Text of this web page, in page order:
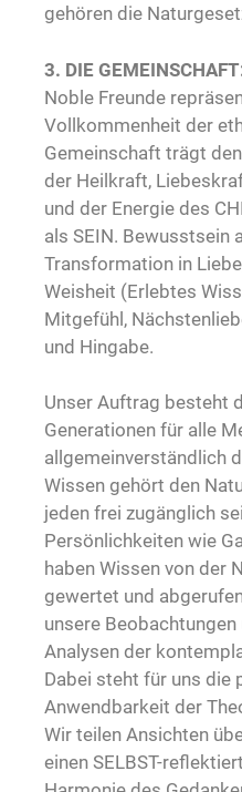
gehören die
3. DIE
Noble Freunde
Vollkommenheit der
Gemeinschaft trägt
der Heilkraft,
und der Energie des
als SEIN. Bewusstsein
Transformation in
Weisheit (Erlebtes
Mitgefühl,
und Hingabe.
Unser Auftrag besteht
Generationen für alle
allgemeinverständlich
Wissen gehört den
jeden frei zugänglich
Persönlichkeiten wie
haben Wissen von der
gewertet und
unsere
Analysen der
Dabei steht für uns die
Anwendbarkeit der
Wir teilen Ansichten
einen SELBST-